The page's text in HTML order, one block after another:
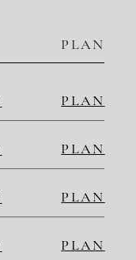
PLAN
PLAN
PLAN
PLAN
PLAN